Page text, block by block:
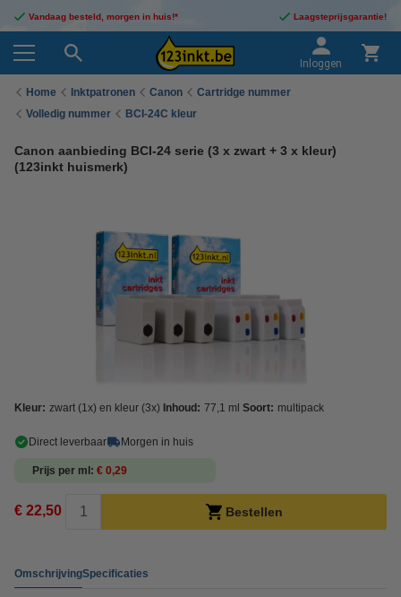
Vandaag besteld, morgen in huis!* Laagsteprijsgarantie!
Inloggen
Home Inktpatronen Canon
Cartridge nummer
Volledig nummer
BCI-24C kleur
Canon aanbieding BCI-24 serie (3 x zwart + 3 x kleur)
(123inkt huismerk)
Kleur: zwart (1x) en kleur (3x) Inhoud: 77,1 ml Soort: multipack
Direct leverbaar Morgen in huis
Prijs per ml € 0,29
€ 22,50 Bestellen
OmschrijvingSpecificaties